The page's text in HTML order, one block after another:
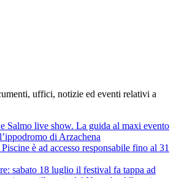
uffici, notizie ed eventi relativi a
Salmo live show. La guida al maxi evento
di Arzachena
è ad accesso responsabile fino al 31
sabato 18 luglio il festival fa tappa ad